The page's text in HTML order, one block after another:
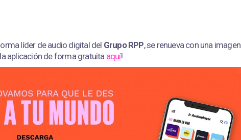
líder de audio digital del Grupo RPP, se renueva con una imagen
aplicación de forma gratuita aquí!